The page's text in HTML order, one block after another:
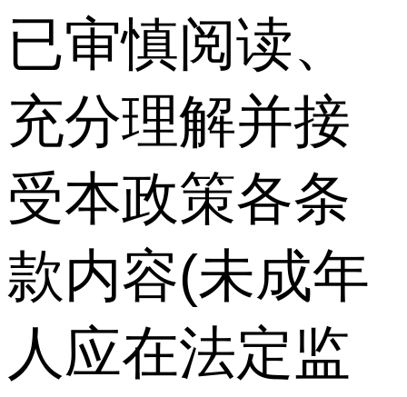
已审慎阅读、
充分理解并接
受本政策各条
款内容(未成年
人应在法定监